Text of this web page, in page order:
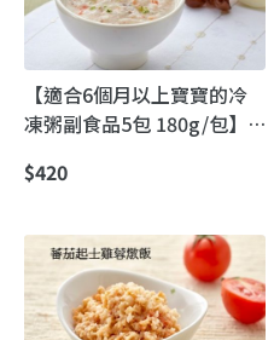
【適合6個月以上寶寶的冷
凍粥副食品5包 180g/包】
即食，新手媽媽一秒上桌
$420